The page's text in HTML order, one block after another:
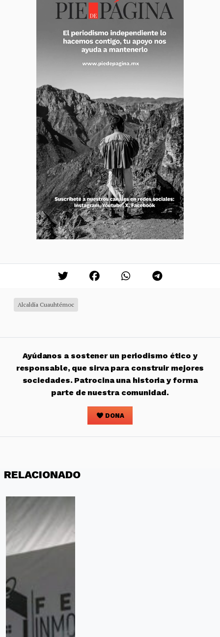
Alcaldía Cuauhtémoc
Ayúdanos a sostener un periodismo ético y
responsable, que sirva para construir mejores
sociedades. Patrocina una historia y forma
parte de nuestra comunidad.
DONA
RELACIONADO